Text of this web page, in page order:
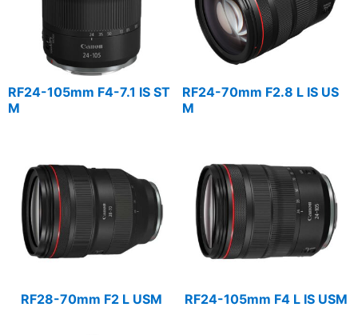
RF24-105mm F4-7.1 IS ST
M
RF24-70mm F2.8 L IS US
M
RF28-70mm F2 L USM RF24-105mm F4 L IS USM